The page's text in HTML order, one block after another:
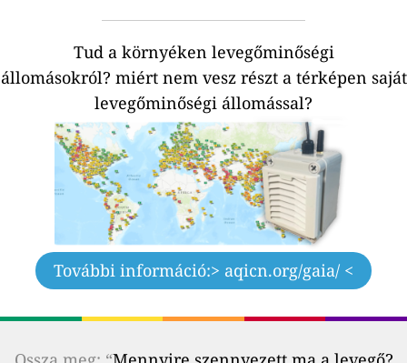
Tud a környéken levegőminőségi
állomásokról? miért nem vesz részt a térképen saját
levegőminőségi állomással?
További információ:> aqicn.org/gaia/ <